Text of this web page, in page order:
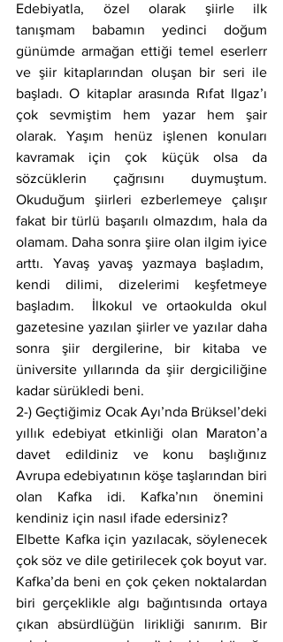
Edebiyatla, özel olarak şiirle ilk
tanışmam babamın yedinci doğum
günümde armağan ettiği temel eserlerr
ve şiir kitaplarından oluşan bir seri ile
başladı. O kitaplar arasında Rıfat Ilgaz’ı
çok sevmiştim hem yazar hem şair
olarak. Yaşım henüz işlenen konuları
kavramak için çok küçük olsa da
sözcüklerin çağrısını duymuştum.
Okuduğum şiirleri ezberlemeye çalışır
fakat bir türlü başarılı olmazdım, hala da
olamam. Daha sonra şiire olan ilgim iyice
arttı. Yavaş yavaş yazmaya başladım,
kendi dilimi, dizelerimi keşfetmeye
başladım.  İlkokul ve ortaokulda okul
gazetesine yazılan şiirler ve yazılar daha
sonra şiir dergilerine, bir kitaba ve
üniversite yıllarında da şiir dergiciliğine
kadar sürükledi beni.
2-) Geçtiğimiz Ocak Ayı’nda Brüksel’deki
yıllık edebiyat etkinliği olan Maraton’a
davet edildiniz ve konu başlığınız
Avrupa edebiyatının köşe taşlarından biri
olan Kafka idi. Kafka’nın önemini
kendiniz için nasıl ifade edersiniz?
Elbette Kafka için yazılacak, söylenecek
çok söz ve dile getirilecek çok boyut var.
Kafka’da beni en çok çeken noktalardan
biri gerçeklikle algı bağıntısında ortaya
çıkan absürdlüğün lirikliği sanırım. Bir